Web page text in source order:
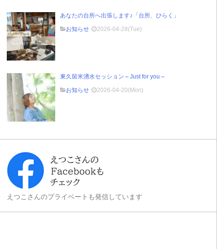
あなたの台所へ出張します♪「台所、ひらく」
お知らせ
2026-04-28(Tue)
東久留米湧水セッション～Just for you～
お知らせ
2026-04-20(Mon)
えつこさんのプライベートも発信しています